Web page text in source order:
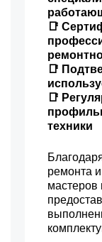
📑
📑
📑
техники
ремонта
мастеров